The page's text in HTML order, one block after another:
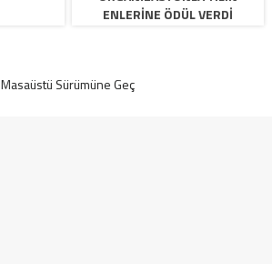
ENLERINE ÖDÜL VERDI
Masaüstü Sürümüne Geç